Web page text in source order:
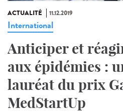
ACTUALITÉ 11.12.2019
International
Anticiper et
aux épidémies :
lauréat du prix
MedStartUp